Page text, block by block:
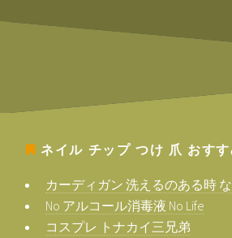
ネイル チップ つけ 爪 おす
カーディガン 洗えるのある時
No アルコール消毒液 No Life
コスプレ トナカイ三兄弟